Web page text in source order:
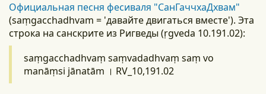
Официальная песня фесиваля "СанГаччхаДхвам"
(saṃgacchadhvam = 'давайте двигаться вместе'). Эта
строка на санскрите из Ригведы (ṛgveda 10.191.02):
saṃgacchadhvaṃ saṃvadadhvaṃ saṃ vo
manāṃsi jānatām । RV_10,191.02